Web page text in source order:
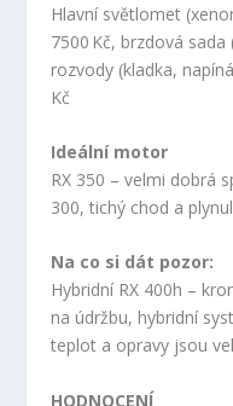
Hlavní světlomet
7500 Kč, brzdová
rozvody (kladka,
Kč
Ideální motor
RX 350 – velmi dobrá
300, tichý chod a
Na co si dát pozor:
Hybridní RX 400h –
na údržbu, hybridní
teplot a opravy jsou
HODNOCENÍ